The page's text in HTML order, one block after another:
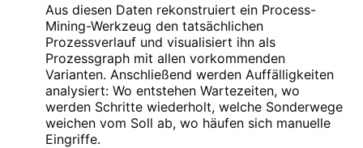
Aus diesen Daten rekonstruiert ein Process-
Mining-Werkzeug den tatsächlichen
Prozessverlauf und visualisiert ihn als
Prozessgraph mit allen vorkommenden
Varianten. Anschließend werden Auffälligkeiten
analysiert: Wo entstehen Wartezeiten, wo
werden Schritte wiederholt, welche Sonderwege
weichen vom Soll ab, wo häufen sich manuelle
Eingriffe.